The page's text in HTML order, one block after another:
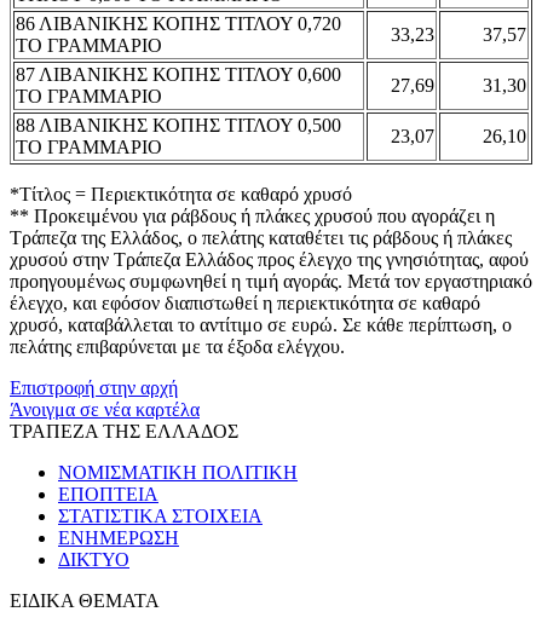
86 ΛΙΒΑΝΙΚΗΣ ΚΟΠΗΣ ΤΙΤΛΟΥ 0,720
ΤΟ ΓΡΑΜΜΑΡΙΟ
33,23
37,57
87 ΛΙΒΑΝΙΚΗΣ ΚΟΠΗΣ ΤΙΤΛΟΥ 0,600
ΤΟ ΓΡΑΜΜΑΡΙΟ
27,69
31,30
88 ΛΙΒΑΝΙΚΗΣ ΚΟΠΗΣ ΤΙΤΛΟΥ 0,500
ΤΟ ΓΡΑΜΜΑΡΙΟ
23,07 26,10
*Τίτλος = Περιεκτικότητα σε καθαρό χρυσό
** Προκειμένου για ράβδους ή πλάκες χρυσού που αγοράζει η
Τράπεζα της Ελλάδος, ο πελάτης καταθέτει τις ράβδους ή πλάκες
χρυσού στην Τράπεζα Ελλάδος προς έλεγχο της γνησιότητας, αφού
προηγουμένως συμφωνηθεί η τιμή αγοράς. Μετά τον εργαστηριακό
έλεγχο, και εφόσον διαπιστωθεί η περιεκτικότητα σε καθαρό
χρυσό, καταβάλλεται το αντίτιμο σε ευρώ. Σε κάθε περίπτωση, ο
πελάτης επιβαρύνεται με τα έξοδα ελέγχου.
Επιστροφή στην αρχή
Άνοιγμα σε νέα καρτέλα
ΤΡΑΠΕΖΑ ΤΗΣ ΕΛΛΑΔΟΣ
ΝΟΜΙΣΜΑΤΙΚΗ ΠΟΛΙΤΙΚΗ
ΕΠΟΠΤΕΙΑ
ΣΤΑΤΙΣΤΙΚΑ ΣΤΟΙΧΕΙΑ
ΕΝΗΜΕΡΩΣΗ
ΔΙΚΤΥΟ
ΕΙΔΙΚΑ ΘΕΜΑΤΑ